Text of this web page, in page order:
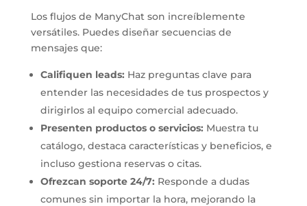
Los flujos de ManyChat son increíblemente
versátiles. Puedes diseñar secuencias de
mensajes que:
Califiquen leads: Haz preguntas clave para
entender las necesidades de tus prospectos y
dirigirlos al equipo comercial adecuado.
Presenten productos o servicios: Muestra tu
catálogo, destaca características y beneficios, e
incluso gestiona reservas o citas.
Ofrezcan soporte 24/7: Responde a dudas
comunes sin importar la hora, mejorando la